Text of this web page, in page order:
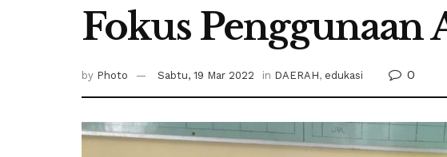
Fokus Penggunaan
by Photo Sabtu, 19 Mar 2022 in DAERAH, edukasi 0